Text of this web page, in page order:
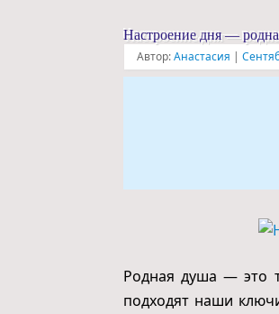
Настроение дня —
Автор:Анастасия |
Родная душа — это
подходят наши